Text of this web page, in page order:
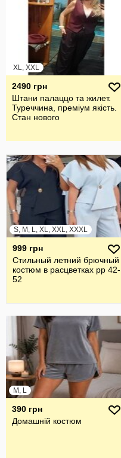
XL, XXL
2490 грн
Штани палаццо та жилет.
Туреччина, преміум якість.
Стан нового
S, M, L, XL, XXL, XXXL
999 грн
Стильный летний брючный
костюм в расцветках рр 42-
52
M, L
390 грн
Домашній костюм